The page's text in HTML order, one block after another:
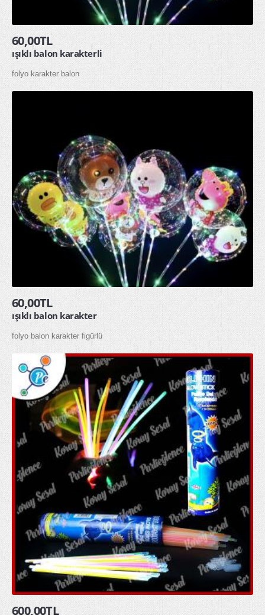
İLETİŞİM
60,00TL
ışıklı balon karakterli
folyo karakter balon
60,00TL
ışıklı balon karakter
folyo balon karakter figürlü
600,00TL